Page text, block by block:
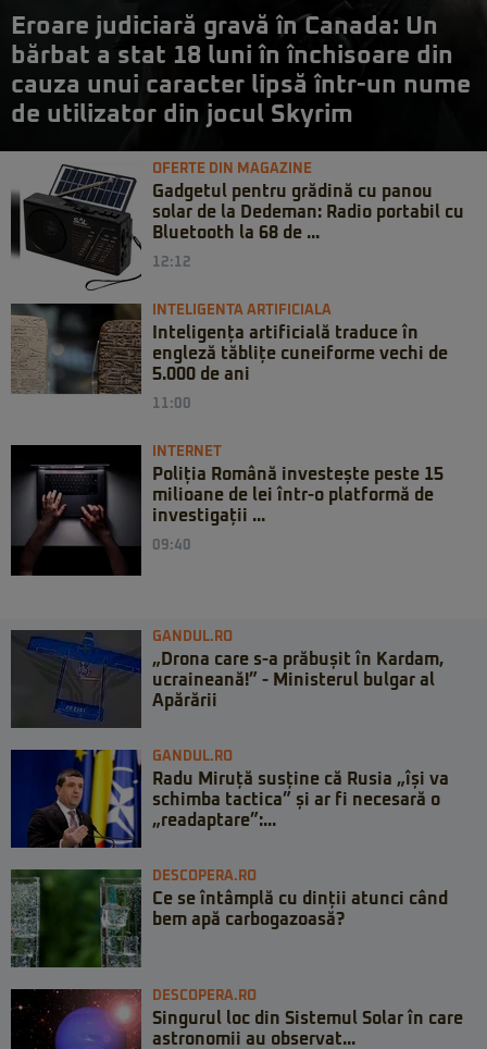
Eroare judiciară gravă în Canada: Un
bărbat a stat 18 luni în închisoare din
cauza unui caracter lipsă într-un nume
de utilizator din jocul Skyrim
OFERTE DIN MAGAZINE
Gadgetul pentru grădină cu panou
solar de la Dedeman: Radio portabil cu
Bluetooth la 68 de ...
12:12
INTELIGENTA ARTIFICIALA
Inteligența artificială traduce în
engleză tăblițe cuneiforme vechi de
5.000 de ani
11:00
INTERNET
Poliția Română investește peste 15
milioane de lei într-o platformă de
investigații ...
09:40
GANDUL.RO
„Drona care s-a prăbușit în Kardam,
ucraineană!” - Ministerul bulgar al
Apărării
GANDUL.RO
Radu Miruță susține că Rusia „își va
schimba tactica” și ar fi necesară o
„readaptare”:...
DESCOPERA.RO
Ce se întâmplă cu dinții atunci când
bem apă carbogazoasă?
DESCOPERA.RO
Singurul loc din Sistemul Solar în care
astronomii au observat...